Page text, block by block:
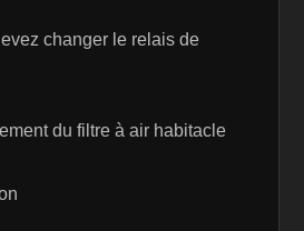
changer le relais de
du filtre à air habitacle